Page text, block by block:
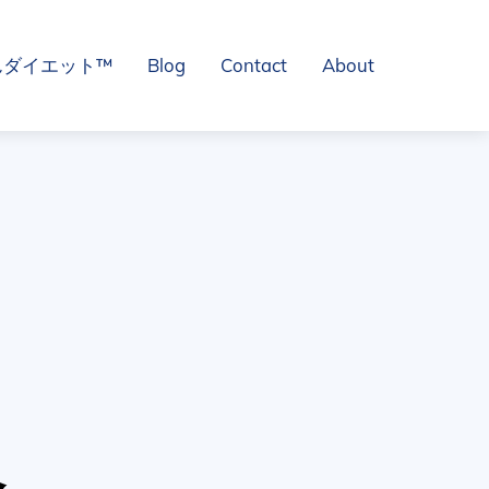
イエット™ Blog Contact About